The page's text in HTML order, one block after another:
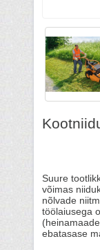
Suure
võimas
nõlvade
töölaiusega
ebatasase